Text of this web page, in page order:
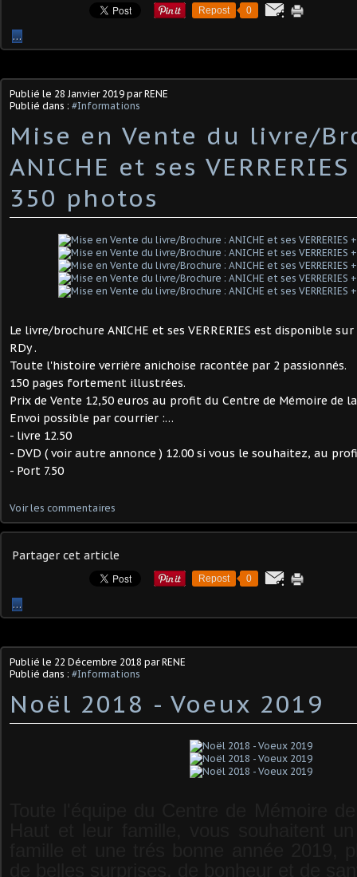
Repost 0
…
Publié le 28 Janvier 2019 par RENE
Publié dans : #Informations
Mise en Vente du livre/
ANICHE et ses
350 photos
Le livre/brochure ANICHE et ses VERRERIES est disponible
RDy .
Toute l'histoire verrière anichoise racontée par 2 passionnés.
150 pages fortement illustrées.
Prix de Vente 12,50 euros au profit du Centre de Mémoire de
Envoi possible par courrier :…
- livre 12.50
- DVD ( voir autre annonce ) 12.00 si vous le souhaitez, au
- Port 7.50
Voir les commentaires
Partager cet article
Repost 0
…
Publié le 22 Décembre 2018 par RENE
Publié dans : #Informations
Noël 2018 - Voeux 2019